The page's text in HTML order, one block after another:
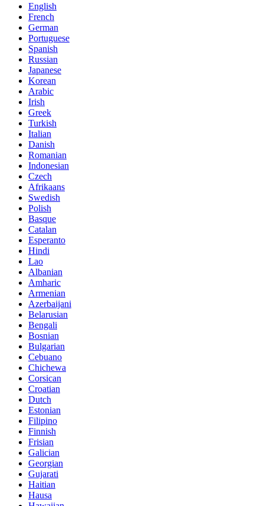
English
French
German
Portuguese
Spanish
Russian
Japanese
Korean
Arabic
Irish
Greek
Turkish
Italian
Danish
Romanian
Indonesian
Czech
Afrikaans
Swedish
Polish
Basque
Catalan
Esperanto
Hindi
Lao
Albanian
Amharic
Armenian
Azerbaijani
Belarusian
Bengali
Bosnian
Bulgarian
Cebuano
Chichewa
Corsican
Croatian
Dutch
Estonian
Filipino
Finnish
Frisian
Galician
Georgian
Gujarati
Haitian
Hausa